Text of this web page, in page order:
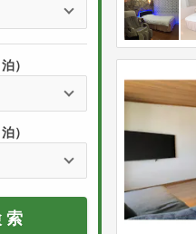
）
）
索